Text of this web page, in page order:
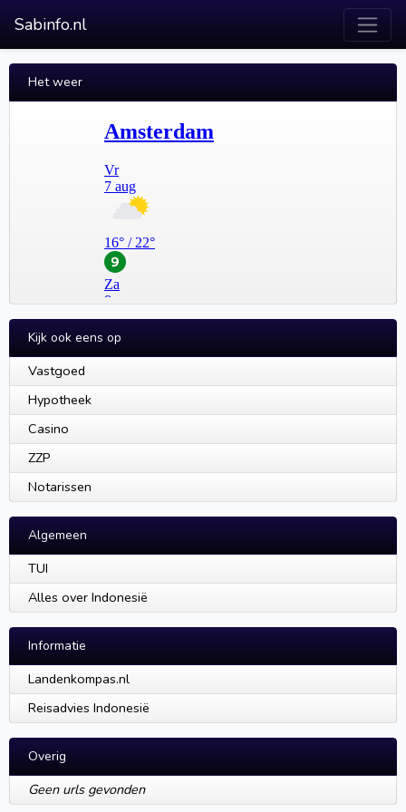
Sabinfo.nl
Het weer
Kijk ook eens op
Vastgoed
Hypotheek
Casino
ZZP
Notarissen
Algemeen
TUI
Alles over Indonesië
Informatie
Landenkompas.nl
Reisadvies Indonesië
Overig
Geen urls gevonden